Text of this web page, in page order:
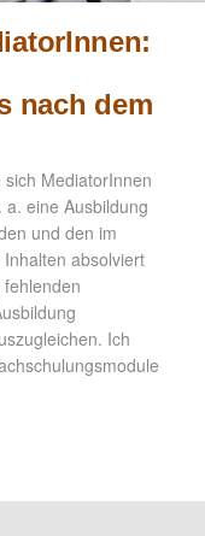
nach dem
MediatorInnen
eine Ausbildung
und den im
absolviert
Ich